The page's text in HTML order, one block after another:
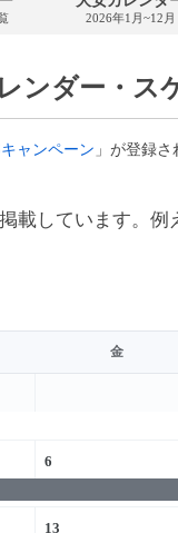
2026年1月~12月
ンダー・ス
ャンペーン 」が登録さ
載しています。例
金
6
13